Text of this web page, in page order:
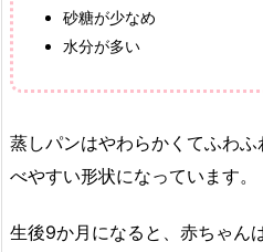
砂糖が少なめ
水分が多い
蒸しパンはやわらかくてふわ
べやすい形状になっています。
生後9か月になると、赤ちゃん